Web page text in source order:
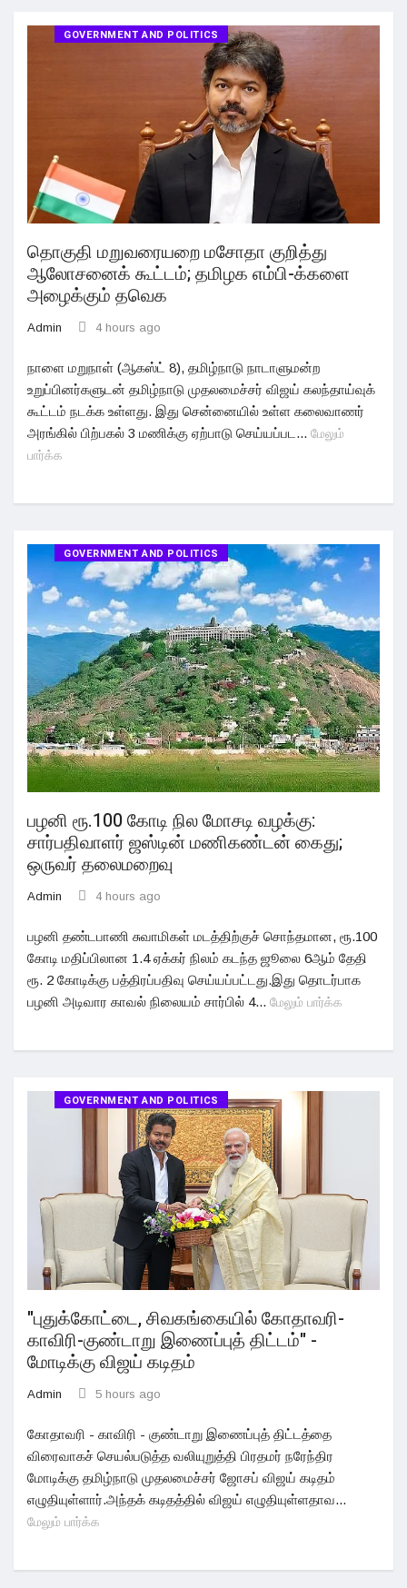
GOVERNMENT AND POLITICS
தொகுதி மறுவரையறை மசோதா குறித்து
ஆலோசனைக் கூட்டம்; தமிழக எம்பி-க்களை
அழைக்கும் தவெக
Admin 4 hours ago
நாளை மறுநாள் (ஆகஸ்ட் 8), தமிழ்நாடு நாடாளுமன்ற
உறுப்பினர்களுடன் தமிழ்நாடு முதலமைச்சர் விஜய் கலந்தாய்வுக்
கூட்டம் நடக்க உள்ளது. இது சென்னையில் உள்ள கலைவாணர்
அரங்கில் பிற்பகல் 3 மணிக்கு ஏற்பாடு செய்யப்பட... மேலும்
பார்க்க
GOVERNMENT AND POLITICS
பழனி ரூ.100 கோடி நில மோசடி வழக்கு:
சார்பதிவாளர் ஜஸ்டின் மணிகண்டன் கைது;
ஒருவர் தலைமறைவு
Admin 4 hours ago
பழனி தண்டபாணி சுவாமிகள் மடத்திற்குச் சொந்தமான, ரூ.100
கோடி மதிப்பிலான 1.4 ஏக்கர் நிலம் கடந்த ஜூலை 6ஆம் தேதி
ரூ. 2 கோடிக்கு பத்திரப்பதிவு செய்யப்பட்டது.இது தொடர்பாக
பழனி அடிவார காவல் நிலையம் சார்பில் 4... மேலும் பார்க்க
GOVERNMENT AND POLITICS
"புதுக்கோட்டை, சிவகங்கையில் கோதாவரி-
காவிரி-குண்டாறு இணைப்புத் திட்டம்" -
மோடிக்கு விஜய் கடிதம்
Admin 5 hours ago
கோதாவரி - காவிரி - குண்டாறு இணைப்புத் திட்டத்தை
விரைவாகச் செயல்படுத்த வலியுறுத்தி பிரதமர் நரேந்திர
மோடிக்கு தமிழ்நாடு முதலமைச்சர் ஜோசப் விஜய் கடிதம்
எழுதியுள்ளார்.அந்தக் கடிதத்தில் விஜய் எழுதியுள்ளதாவ...
மேலும் பார்க்க